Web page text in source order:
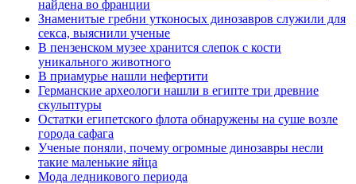
найдена во франции
Знаменитые гребни утконосых динозавров служили для
секса, выяснили ученые
В пензенском музее хранится слепок с кости
уникального животного
В приамурье нашли нефертити
Германские археологи нашли в египте три древние
скульптуры
Остатки египетского флота обнаружены на суше возле
города сафага
Ученые поняли, почему огромные динозавры несли
такие маленькие яйца
Мода ледникового периода